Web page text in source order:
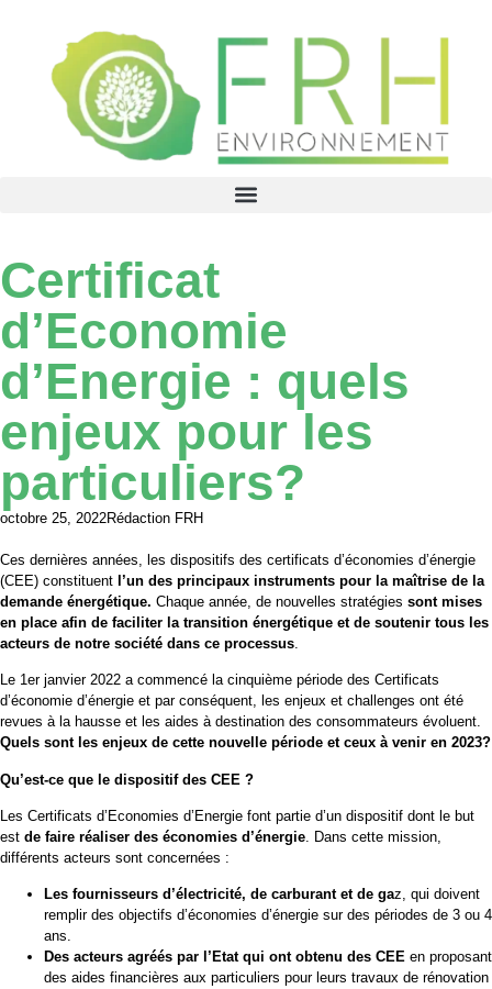
Certificat
d’Economie
d’Energie : quels
enjeux pour les
particuliers?
octobre 25, 2022Rédaction FRH
Ces dernières années, les dispositifs des certificats d’économies d’énergie
(CEE) constituent l’un des principaux instruments pour la maîtrise de la
demande énergétique. Chaque année, de nouvelles stratégies sont mises
en place afin de faciliter la transition énergétique et de soutenir tous les
acteurs de notre société dans ce processus
Le 1er janvier 2022 a commencé la cinquième période des Certificats
d’économie d’énergie et par conséquent, les enjeux et challenges ont été
revues à la hausse et les aides à destination des consommateurs évoluent.
Quels sont les enjeux de cette nouvelle période et ceux à venir en 2023?
Qu’est-ce que le dispositif des CEE ?
Les Certificats d’Economies d’Energie font partie d’un dispositif dont le but
est de faire réaliser des économies d’énergie. Dans cette mission,
différents acteurs sont concernées :
Les fournisseurs d’électricité, de carburant et de gaz, qui doivent
remplir des objectifs d’économies d’énergie sur des périodes de 3 ou 4
ans.
Des acteurs agréés par l’Etat qui ont obtenu des CEE en proposant
des aides financières aux particuliers pour leurs travaux de rénovation